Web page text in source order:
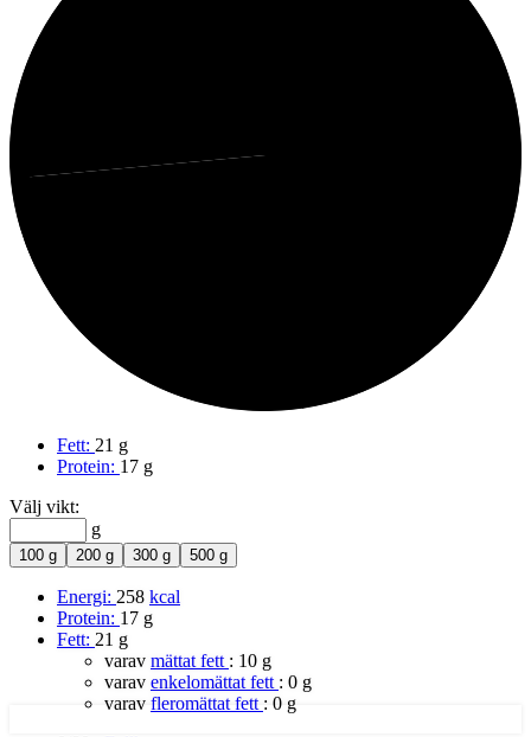
Fett: 21 g
Protein: 17 g
Välj vikt:
g
100 g 200 g 300 g 500 g
Energi: 258 kcal
Protein: 17 g
Fett: 21 g
varav mättat fett : 10 g
varav enkelomättat fett : 0 g
varav fleromättat fett : 0 g